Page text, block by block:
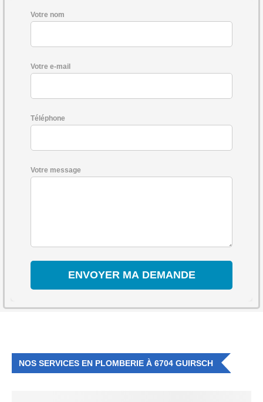
Votre nom
Votre e-mail
Téléphone
Votre message
NOS SERVICES EN PLOMBERIE À 6704 GUIRSCH